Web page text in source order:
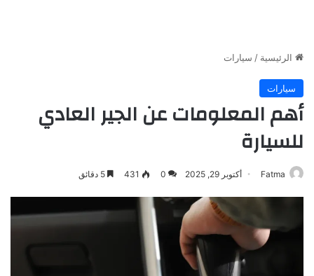
الرئيسية / سيارات
سيارات
أهم المعلومات عن الجير العادي
للسيارة
Fatma أكتوبر 29, 2025 0
431